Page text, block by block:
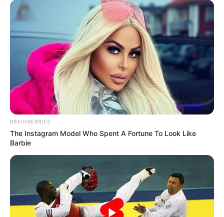
INSPIRASI
Gemas, 10 Potret Anjing
BRAINBERRIES
The Instagram Model Who Spent A Fortune To Look Like
Barbie